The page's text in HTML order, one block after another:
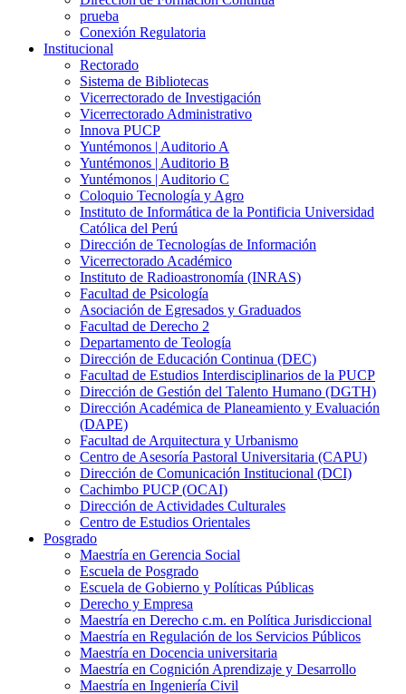
prueba
Conexión Regulatoria
Institucional
Rectorado
Sistema de Bibliotecas
Vicerrectorado de Investigación
Vicerrectorado Administrativo
Innova PUCP
Yuntémonos | Auditorio A
Yuntémonos | Auditorio B
Yuntémonos | Auditorio C
Coloquio Tecnología y Agro
Instituto de Informática de la Pontificia Universidad
Católica del Perú
Dirección de Tecnologías de Información
Vicerrectorado Académico
Instituto de Radioastronomía (INRAS)
Facultad de Psicología
Asociación de Egresados y Graduados
Facultad de Derecho 2
Departamento de Teología
Dirección de Educación Continua (DEC)
Facultad de Estudios Interdisciplinarios de la PUCP
Dirección de Gestión del Talento Humano (DGTH)
Dirección Académica de Planeamiento y Evaluación
(DAPE)
Facultad de Arquitectura y Urbanismo
Centro de Asesoría Pastoral Universitaria (CAPU)
Dirección de Comunicación Institucional (DCI)
Cachimbo PUCP (OCAI)
Dirección de Actividades Culturales
Centro de Estudios Orientales
Posgrado
Maestría en Gerencia Social
Escuela de Posgrado
Escuela de Gobierno y Políticas Públicas
Derecho y Empresa
Maestría en Derecho c.m. en Política Jurisdiccional
Maestría en Regulación de los Servicios Públicos
Maestría en Docencia universitaria
Maestría en Cognición Aprendizaje y Desarrollo
Maestría en Ingeniería Civil